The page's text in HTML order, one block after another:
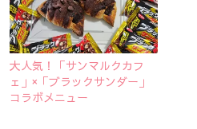
大人気！「サンマルクカフ
ェ」×「ブラックサンダー」
コラボメニュー